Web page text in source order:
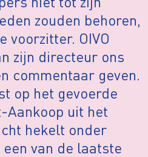
zouden behoren,
voorzitter. OIVO
zijn directeur ons
commentaar geven.
op het gevoerde
Aankoop uit het
hekelt onder
van de laatste